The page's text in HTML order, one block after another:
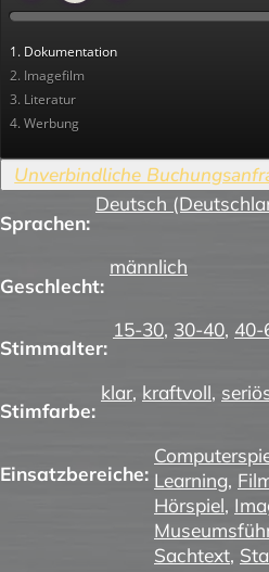
1. Dokumentation
2. Imagefilm
3. Literatur
4. Werbung
Sprachen:
Deutsch
Geschlecht:
männlich
Stimmalter:
15-30, 30-40, 40-
Stimfarbe:
klar, kraftvoll,
Einsatzbereiche: Learning,
Hörspiel,
Sachtext,